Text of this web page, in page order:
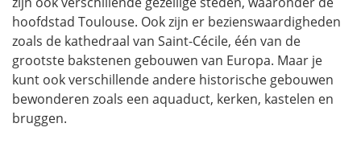
hoofdstad Toulouse. Ook zijn er bezienswaardigheden
zoals de kathedraal van Saint-Cécile, één van de
grootste bakstenen gebouwen van Europa. Maar je
kunt ook verschillende andere historische gebouwen
bewonderen zoals een aquaduct, kerken, kastelen en
bruggen.